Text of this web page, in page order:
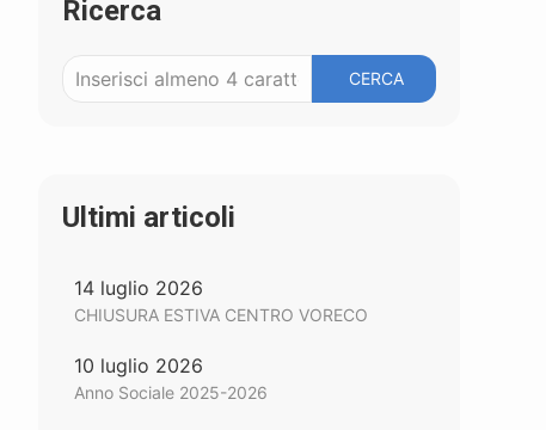
Ricerca
CERCA
Ultimi articoli
14 luglio 2026
CHIUSURA ESTIVA CENTRO VORECO
10 luglio 2026
Anno Sociale 2025-2026